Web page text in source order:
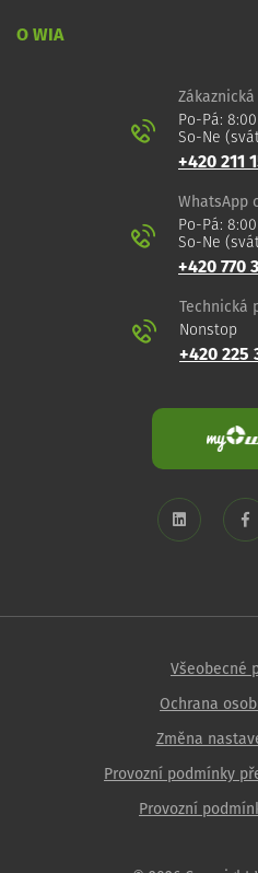
O WIA
Po-Pá:
So-Ne
+420 211
WhatsApp
Po-Pá:
So-Ne
+420 770
Technická
Nonstop
+420 225
Všeobecné
Ochrana
Změna
Provozní podmínky
Provozní